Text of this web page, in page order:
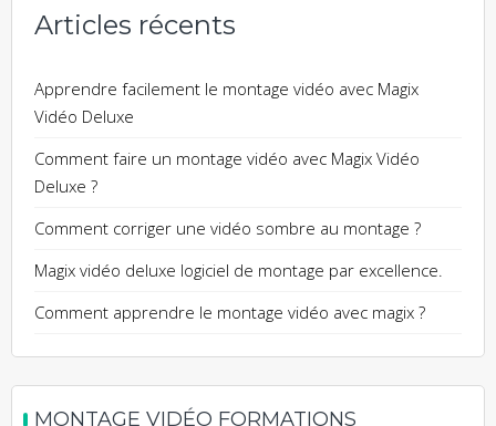
Articles récents
Apprendre facilement le montage vidéo avec Magix
Vidéo Deluxe
Comment faire un montage vidéo avec Magix Vidéo
Deluxe ?
Comment corriger une vidéo sombre au montage ?
Magix vidéo deluxe logiciel de montage par excellence.
Comment apprendre le montage vidéo avec magix ?
MONTAGE VIDÉO FORMATIONS